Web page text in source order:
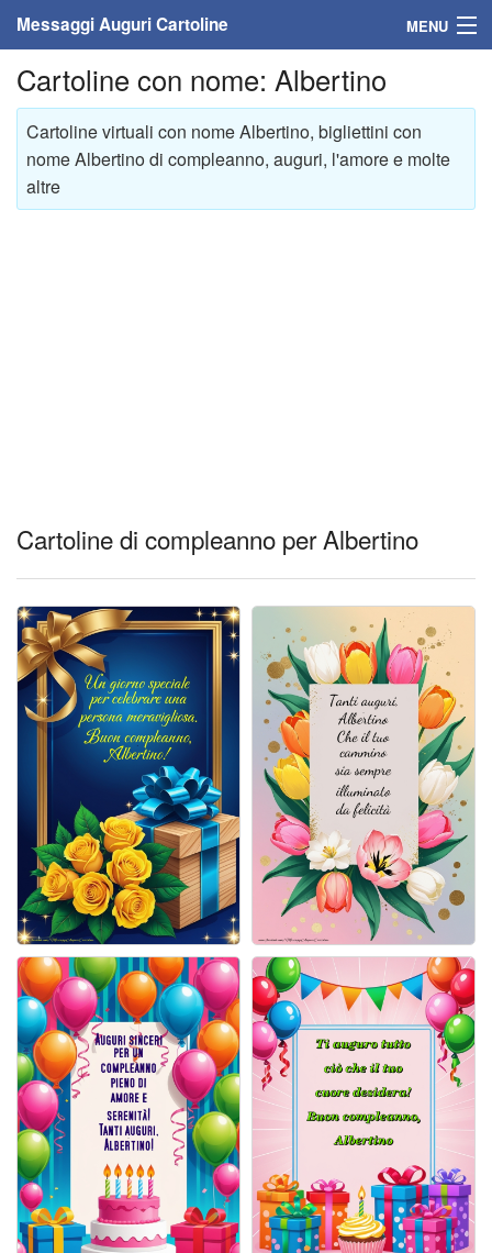
Messaggi Auguri Cartoline MENU
Home
Messaggi
Cartoline
Cartoline musicali
Cartoline animate
Accedi
Cartoline con nome: Albertino
Cartoline virtuali con nome Albertino, bigliettini con
nome Albertino di compleanno, auguri, l'amore e molte
altre
Cartoline di compleanno per Albertino